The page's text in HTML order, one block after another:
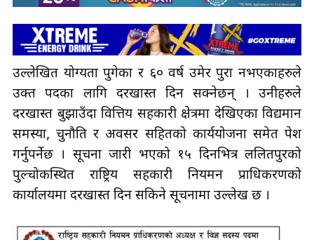
उल्लेखित योग्यता पुगेका र ६० वर्ष उमेर पुरा नभएकाहरुले
उक्त पदका लागि दरखास्त दिन सक्नेछन् । उनीहरुले
दरखास्त बुझाउँदा वित्तिय सहकारी क्षेत्रमा देखिएका विद्यमान
समस्या, चुनौति र अवसर सहितको कार्ययोजना समेत पेश
गर्नुपर्नेछ । सूचना जारी भएको १५ दिनभित्र ललितपुरको
पुल्चोकस्थित राष्ट्रिय सहकारी नियमन प्राधिकरणको
कार्यालयमा दरखास्त दिन सकिने सूचनामा उल्लेख छ ।